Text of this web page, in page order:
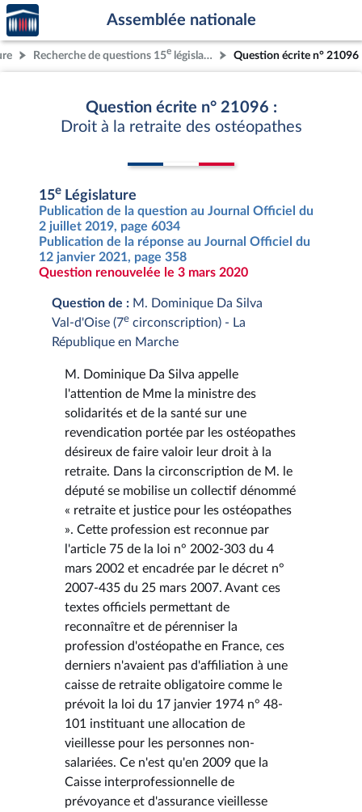
Aller au contenu
Aller en bas de la page
Accèder
à la
page
d'accueil
Assemblée nationale
Recherche de questions 15e législature Question écrite n° 21096
Question écrite n° 21096 :
Droit à la retraite des ostéopathes
15e Législature
Publication de la question au Journal Officiel du
2 juillet 2019, page 6034
Publication de la réponse au Journal Officiel du
12 janvier 2021, page 358
Question renouvelée le 3 mars 2020
Question de : M. Dominique Da Silva
Val-d'Oise (7e circonscription) - La
République en Marche
M. Dominique Da Silva appelle
l'attention de Mme la ministre des
solidarités et de la santé sur une
revendication portée par les ostéopathes
désireux de faire valoir leur droit à la
retraite. Dans la circonscription de M. le
député se mobilise un collectif dénommé
« retraite et justice pour les ostéopathes
». Cette profession est reconnue par
l'article 75 de la loi n° 2002-303 du 4
mars 2002 et encadrée par le décret n°
2007-435 du 25 mars 2007. Avant ces
textes officiels permettant de
reconnaître et de pérenniser la
profession d'ostéopathe en France, ces
derniers n'avaient pas d'affiliation à une
caisse de retraite obligatoire comme le
prévoit la loi du 17 janvier 1974 n° 48-
101 instituant une allocation de
vieillesse pour les personnes non-
salariées. Ce n'est qu'en 2009 que la
Caisse interprofessionnelle de
prévoyance et d'assurance vieillesse